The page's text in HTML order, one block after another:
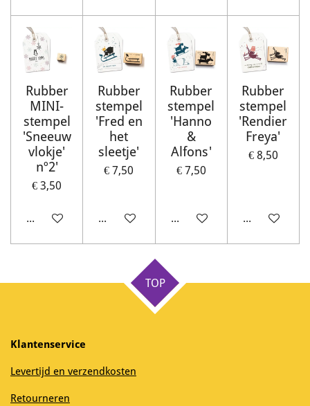
Rubber
MINI-
stempel
'Sneeuw
vlokje'
nº2'
€ 3,50
In winkelwagen
Rubber
stempel
'Fred en
het
sleetje'
€ 7,50
In winkelwagen
Rubber
stempel
'Hanno
&
Alfons'
€ 7,50
In winkelwagen
Rubber
stempel
'Rendier
Freya'
€ 8,50
In
TOP
Klantenservice
Levertijd en verzendkosten
Retourneren